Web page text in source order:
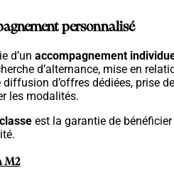
personnalisé
d’un accompagnement
d’alternance, mise en
d’offres dédiées, prise
les modalités.
est la garantie de
M2